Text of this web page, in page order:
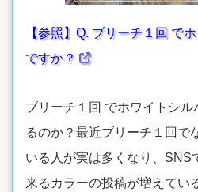
【参照】Q. ブリーチ１回 で
ですか？
ブリーチ１回 でホワイトシル
るのか？最近ブリーチ１回で
いる人が実は多くなり、SNS
来るカラーの投稿が増えてい